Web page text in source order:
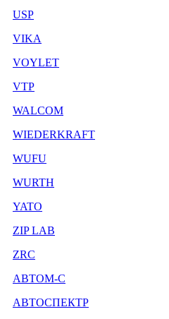
USP
VIKA
VOYLET
VTP
WALCOM
WIEDERKRAFT
WUFU
WURTH
YATO
ZIP LAB
ZRC
АВТОМ-С
АВТОСПЕКТР